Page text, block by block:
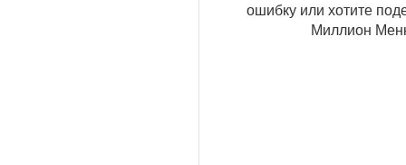
ошибку или хотите
Миллион